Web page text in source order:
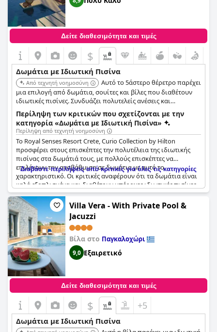
Δείτε διαθεσιμότητα και τιμές
$
Δωμάτια με Ιδιωτική Πισίνα
Από τεχνητή νοημοσύνη
Αυτό το 5άστερο θέρετρο παρέχει
μια επιλογή από δωμάτια, σουίτες και βίλες που διαθέτουν
ιδιωτικές πισίνες. Συνδυάζει πολυτελείς ανέσεις και
υπηρεσίες με την αποκλειστικότητα μιας ιδιωτικής πισίνας,
απευθυνόμενο τόσο σε οικογένειες όσο και σε ζευγάρια που
αναζητούν μια υψηλής ποιότητας εμπειρία ιδιωτικής πισίνας.
Περίληψη των κριτικών που σχετίζονται με την
κατηγορία «Δωμάτια με Ιδιωτική Πισίνα»
Περίληψη από τεχνητή νοημοσύνη
Το Royal Senses Resort Crete, Curio Collection by Hilton
προσφέρει στους επισκέπτες την πολυτέλεια της ιδιωτικής
πισίνας στα δωμάτιά τους, με πολλούς επισκέπτες να
επιλέγουν την αναβάθμιση σε δωμάτια με αυτό το
χαρακτηριστικό. Οι κριτικές αναφέρουν ότι τα δωμάτια είναι
καλά εξοπλισμένα και διαθέτουν υπέροχες ιδιωτικές πισίνες.
Ωστόσο, ορισμένοι επισκέπτες προειδοποιούν ότι η πισίνα
στο δωμάτιο μπορεί να είναι μικρή και άλλοι σημειώνουν ότι
ο σχεδιασμός των βίλες μπορεί να οδηγήσει σε έλλειψη
ιδιωτικότητας γύρω από την περιοχή της πισίνας. Παρά αυτά
τα μικρά ζητήματα, οι περισσότεροι επισκέπτες είναι
ευχαριστημένοι με τις ιδιωτικές πισίνες και εκτιμούν την
όμορφη θέα και τα ηλιοβασιλέματα που προσφέρουν.
Ορισμένοι επισκέπτες σημειώνουν ότι η πισίνα μπορεί να
λερωθεί γρήγορα, αλλά το προσωπικό του ξενοδοχείου την
καθαρίζει αμέσως κατόπιν αιτήματος. Συνολικά, οι επισκέπτες
μπορούν να απολαύσουν μια άνετη και πολυτελή διαμονή με
το πρόσθετο πλεονέκτημα της ιδιωτικής πισίνας.
Διαβάστε περιλήψεις από κριτικές για όλες τις κατηγορίες
Villa Vera - With Private Pool &
Jacuzzi
Βίλα στο Παγκαλοχώρι
9,0 Εξαιρετικό
Δείτε διαθεσιμότητα και τιμές
$ +5
Δωμάτια με Ιδιωτική Πισίνα